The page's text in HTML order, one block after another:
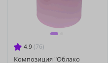
4.9 (76)
Композиция "Облако